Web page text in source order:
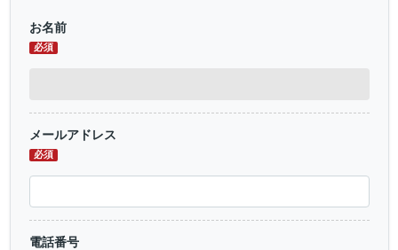
お名前
必須
メールアドレス
必須
電話番号